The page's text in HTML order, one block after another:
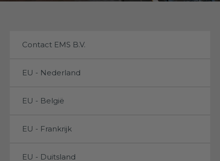
Contact EMS B.V.
EU - Nederland
EU - België
EU - Frankrijk
EU - Duitsland